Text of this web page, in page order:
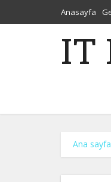
Anasayfa
IT
Ana sayfa